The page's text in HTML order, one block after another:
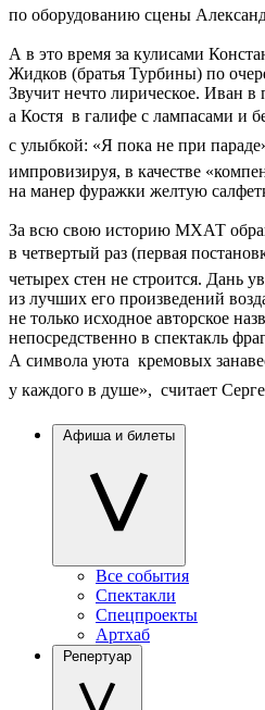
по оборудованию сцены
А в это время за кулисами
Жидков (братья Турбины) по
Звучит нечто лирическое. Иван
а Костя  в галифе с лампасами и
с улыбкой: «Я пока не при
импровизируя, в качестве
на манер фуражки желтую
За всю свою историю МХАТ
в четвертый раз (первая
четырех стен не строится. Дань
из лучших его произведений
не только исходное авторское
непосредственно в спектакль
А символа уюта  кремовых
у каждого в душе»,  считает
Афиша и билеты
Все события
Спектакли
Спецпроекты
Артхаб
Репертуар